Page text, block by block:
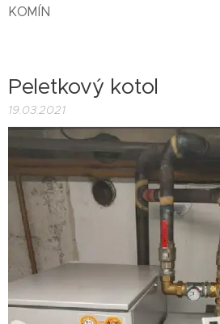
KOMÍN
Peletkový kotol
19.03.2021